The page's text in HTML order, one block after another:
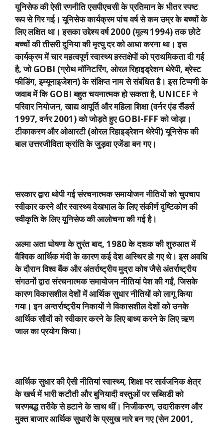
यूनिसेफ की ऐसी रणनीति एसपीएचसी के प्रतिमान के भीतर स्पष्ट
रूप से गिर गई। यूनिसेफ कार्यक्रम पांच वर्ष से कम उम्र के बच्चों के
लिए लक्षित था। इसका उद्देश्य वर्ष2000 (मूल्य1994)तक छोटे
बच्चों की तीसरी दुनिया की मृत्यु दर को आधा करना था। इस
कार्यक्रम में चार महत्वपूर्ण स्वास्थ्य हस्तक्षेपों को प्राथमिकता दी गई
है,जोGOBI (ग्रोथ मॉनिटरिंग, ओरल रिहाइड्रेशन थेरेपी,ब्रेस्ट
फीडिंग,इम्यूनाइजेशन) के संक्षिप्त नाम से संबंधित है। इस टिप्पणी के
जवाब में किGOBIबहुत चयनात्मक हो सकता है, UNICEFने
परिवार नियोजन,खाद्य आपूर्ति और महिला शिक्षा (वर्नर एंड सैंडर्स
1997,वर्नर2001)को जोड़ते हुएGOBI-FFFको जोड़ा।
टीकाकरण और ओआरटी (ओरल रिहाइड्रेशन थेरेपी) यूनिसेफ की
बाल उत्तरजीविता क्रांति के जुड़वा एजेंडा बन गए।
सरकार द्वारा थोपी गई संरचनात्मक समायोजन नीतियों को चुपचाप
स्वीकार करने और स्वास्थ्य देखभाल के लिए संकीर्ण दृष्टिकोण की
स्वीकृति के लिए यूनिसेफ की आलोचना की गई है।
अल्मा अता घोषणा के तुरंत बाद, 1980के दशक की शुरुआत में
वैश्विक आर्थिक मंदी के कारण कई देश अस्थिर हो गए थे। इस अवधि
के दौरान विश्व बैंक और अंतर्राष्ट्रीय मुद्रा कोष जैसे अंतर्राष्ट्रीय
संगठनों द्वारा संरचनात्मक समायोजन नीतियां पेश की गईं,जिसके
कारण विकासशील देशों में आर्थिक सुधार नीतियों को लागू किया
गया। इन अन्तर्राष्ट्रीय निकायों ने विकासशील देशों को उनके
आर्थिक सौदों को स्वीकार करने के लिए बाध्य करने के लिए ऋण
जाल का प्रयोग किया।
आर्थिक सुधार की ऐसी नीतियां स्वास्थ्य,शिक्षा पर सार्वजनिक क्षेत्र
के खर्च में भारी कटौती और बुनियादी वस्तुओं पर सब्सिडी को
चरणबद्ध तरीके से हटाने के साथ थीं। निजीकरण,उदारीकरण और
मुक्त बाजार आर्थिक सुधारों के प्रमुख नारे बन गए (सेन2001,